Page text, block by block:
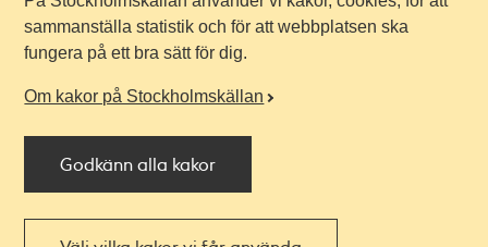
sammanställa statistik och för att webbplatsen ska
fungera på ett bra sätt för dig.
Om kakor på Stockholmskällan
Godkänn alla kakor